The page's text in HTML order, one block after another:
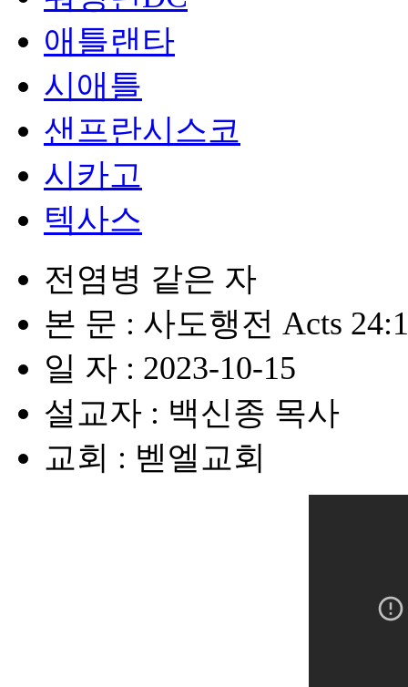
애틀랜타
시애틀
샌프란시스코
시카고
텍사스
전염병 같은 자
본 문 : 사도행전 Acts
일 자 : 2023-10-15
설교자 : 백신종 목사
교회 : 벧엘교회